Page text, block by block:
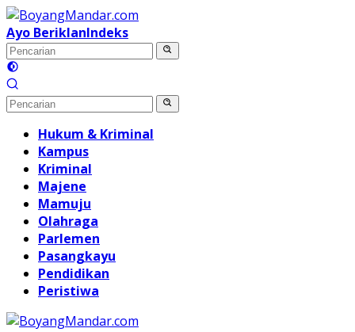
Langsung
ke
konten
Ayo BeriklanIndeks
Hukum & Kriminal
Kampus
Kriminal
Majene
Mamuju
Olahraga
Parlemen
Pasangkayu
Pendidikan
Peristiwa